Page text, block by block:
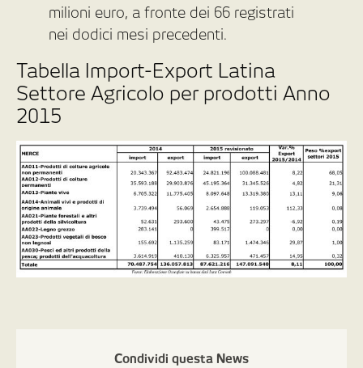
milioni euro, a fronte dei 66 registrati
nei dodici mesi precedenti.
Tabella Import-Export Latina
Settore Agricolo per prodotti Anno
2015
Condividi questa News